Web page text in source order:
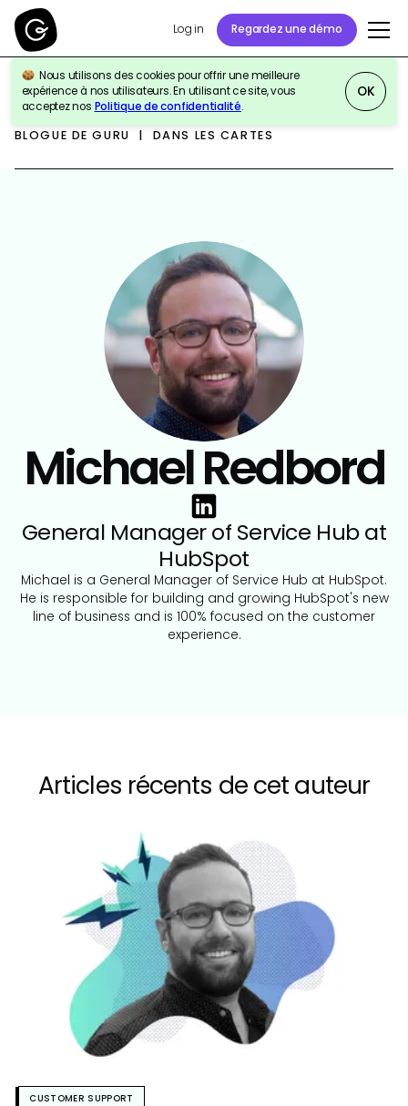
Log in Regardez une démo
Nous utilisons des cookies pour offrir une meilleure
expérience à nos utilisateurs. En utilisant ce site, vous
acceptez nos Politique de confidentialité.
OK
BLOGUE DE GURU | DANS LES CARTES
Michael Redbord
General Manager of Service Hub at
HubSpot
Michael is a General Manager of Service Hub at HubSpot.
He is responsible for building and growing HubSpot's new
line of business and is 100% focused on the customer
experience.
Articles récents de cet auteur
CUSTOMER SUPPORT